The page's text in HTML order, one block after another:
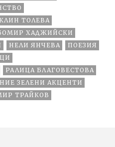
ТОЛЕВА
ХАДЖИЙСКИ
НЕЛИ ЯНЧЕВА
ПОЕЗИЯ
РАЛИЦА БЛАГОВЕСТОВА
ЗЕЛЕНИ АКЦЕНТИ
ТРАЙКОВ